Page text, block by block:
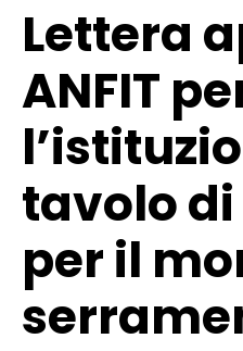
Lettera
ANFIT
tavolo
per il